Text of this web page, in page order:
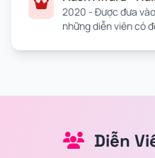
2020 - Được đưa
những diễn viên có
Diễn